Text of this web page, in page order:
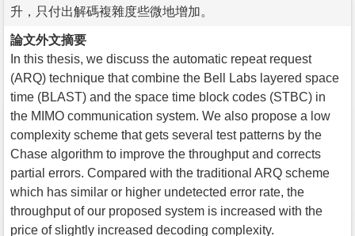
升，只付出解碼複雜度些微地增加。
論文外文摘要
In this thesis, we discuss the automatic repeat request
(ARQ) technique that combine the Bell Labs layered space
time (BLAST) and the space time block codes (STBC) in
the MIMO communication system. We also propose a low
complexity scheme that gets several test patterns by the
Chase algorithm to improve the throughput and corrects
partial errors. Compared with the traditional ARQ scheme
which has similar or higher undetected error rate, the
throughput of our proposed system is increased with the
price of slightly increased decoding complexity.